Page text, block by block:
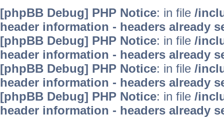
[phpBB Debug] PHP Notice: in file /
header information - headers already
[phpBB Debug] PHP Notice: in file /
header information - headers already
[phpBB Debug] PHP Notice: in file /
header information - headers already
[phpBB Debug] PHP Notice: in file /
header information - headers already